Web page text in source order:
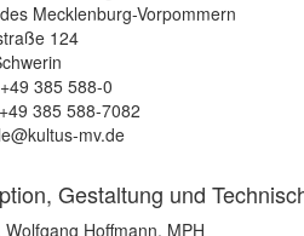
Mecklenburg-Vorpommern
124
385 588-0
385 588-7082
mv.de
Gestaltung und
Wolfgang Hoffmann, MPH